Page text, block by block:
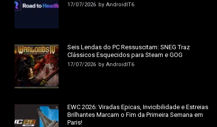
17/07/2026 by AndroidIT6
Seis Lendas do PC Ressuscitam: SNEG Traz
Clássicos Esquecidos para Steam e GOG
17/07/2026 by AndroidIT6
EWC 2026: Viradas Épicas, Invicibilidade e Estreias
Brilhantes Marcam o Fim da Primeira Semana em
Paris!